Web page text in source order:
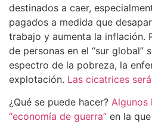
destinados a caer,
pagados a medida que
trabajo y aumenta la inflación.
de personas en el “sur global”
espectro de la pobreza, la
explotación. Las cicatrices
¿Qué se puede hacer? Algunos
“economía de guerra” en la